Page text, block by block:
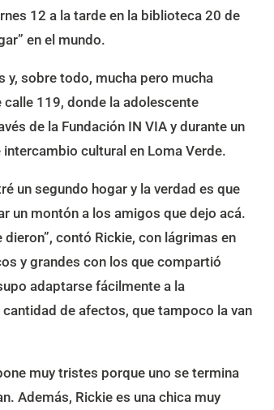
12 a la tarde en la biblioteca 20 de
en el mundo.
y, sobre todo, mucha pero mucha
119, donde la adolescente
de la Fundación IN VIA y durante un
cultural en Loma Verde.
un segundo hogar y la verdad es que
un montón a los amigos que dejo acá.
contó Rickie, con lágrimas en
y grandes con los que compartió
adaptarse fácilmente a la
de afectos, que tampoco la van
muy tristes porque uno se termina
Además, Rickie es una chica muy